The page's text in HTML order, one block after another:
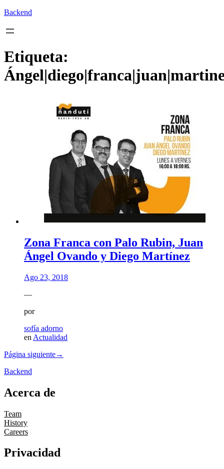
Backend
Etiqueta:
Zona Franca con Palo Rubin, Juan
Ángel Ovando y Diego Martínez
Ago 23, 2018
—
por
sofía adorno
en Actualidad
Página siguiente→
Backend
Acerca de
Team
History
Careers
Privacidad